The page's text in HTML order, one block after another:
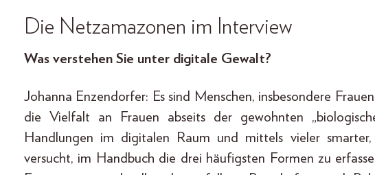
Die Netzamazonen im Interview
Was verstehen Sie unter digitale Gewalt?
Johanna Enzendorfer: Es sind Menschen, insbesondere
die Vielfalt an Frauen abseits der gewohnten
Handlungen im digitalen Raum und mittels vieler
versucht, im Handbuch die drei häufigsten Formen zu